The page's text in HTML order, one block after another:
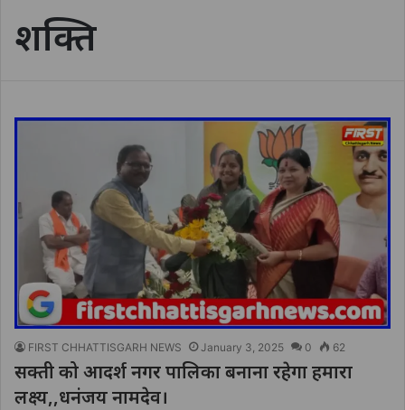
शक्ति
FIRST CHHATTISGARH NEWS January 3, 2025 0 62
सक्ती को आदर्श नगर पालिका बनाना रहेगा हमारा
लक्ष्य,,धनंजय नामदेव।